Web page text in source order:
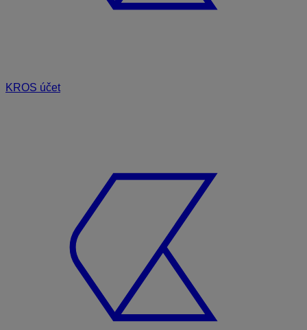
KROS účet